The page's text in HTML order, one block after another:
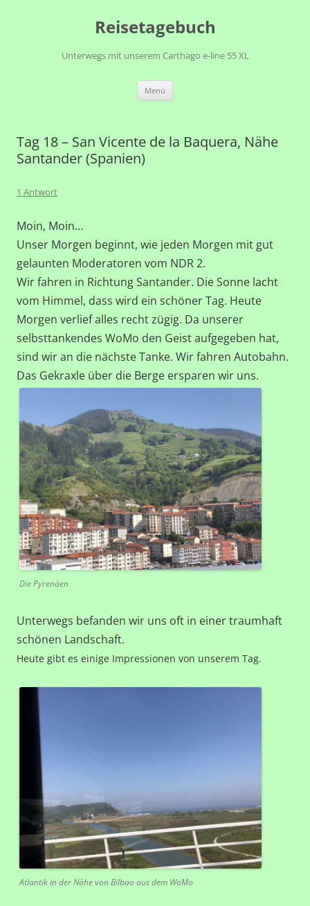
Reisetagebuch
Unterwegs mit unserem Carthago e-line 55 XL
Menü
Tag 18 – San Vicente de la Baquera, Nähe
Santander (Spanien)
1 Antwort
Moin, Moin…
Unser Morgen beginnt, wie jeden Morgen mit gut
gelaunten Moderatoren vom NDR 2.
Wir fahren in Richtung Santander. Die Sonne lacht
vom Himmel, dass wird ein schöner Tag. Heute
Morgen verlief alles recht zügig. Da unserer
selbsttankendes WoMo den Geist aufgegeben hat,
sind wir an die nächste Tanke. Wir fahren Autobahn.
Das Gekraxle über die Berge ersparen wir uns.
Die Pyrenäen
Unterwegs befanden wir uns oft in einer traumhaft
schönen Landschaft.
Heute gibt es einige Impressionen von unserem Tag.
Atlantik in der Nähe von Bilbao aus dem WoMo